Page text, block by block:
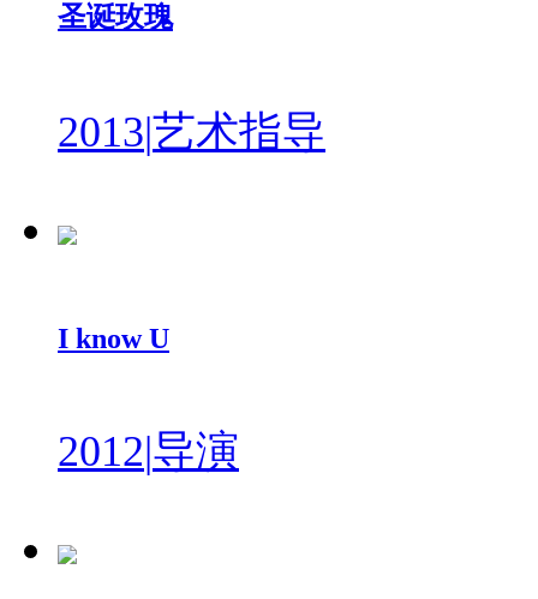
圣诞玫瑰
2013|艺术指导
I know U
2012|导演